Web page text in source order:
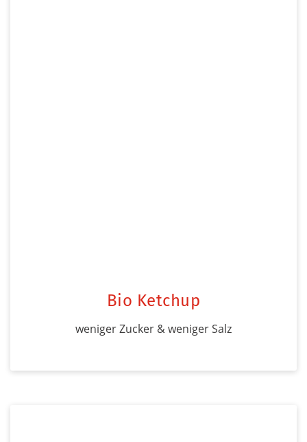
Bio Ketchup
weniger Zucker & weniger Salz